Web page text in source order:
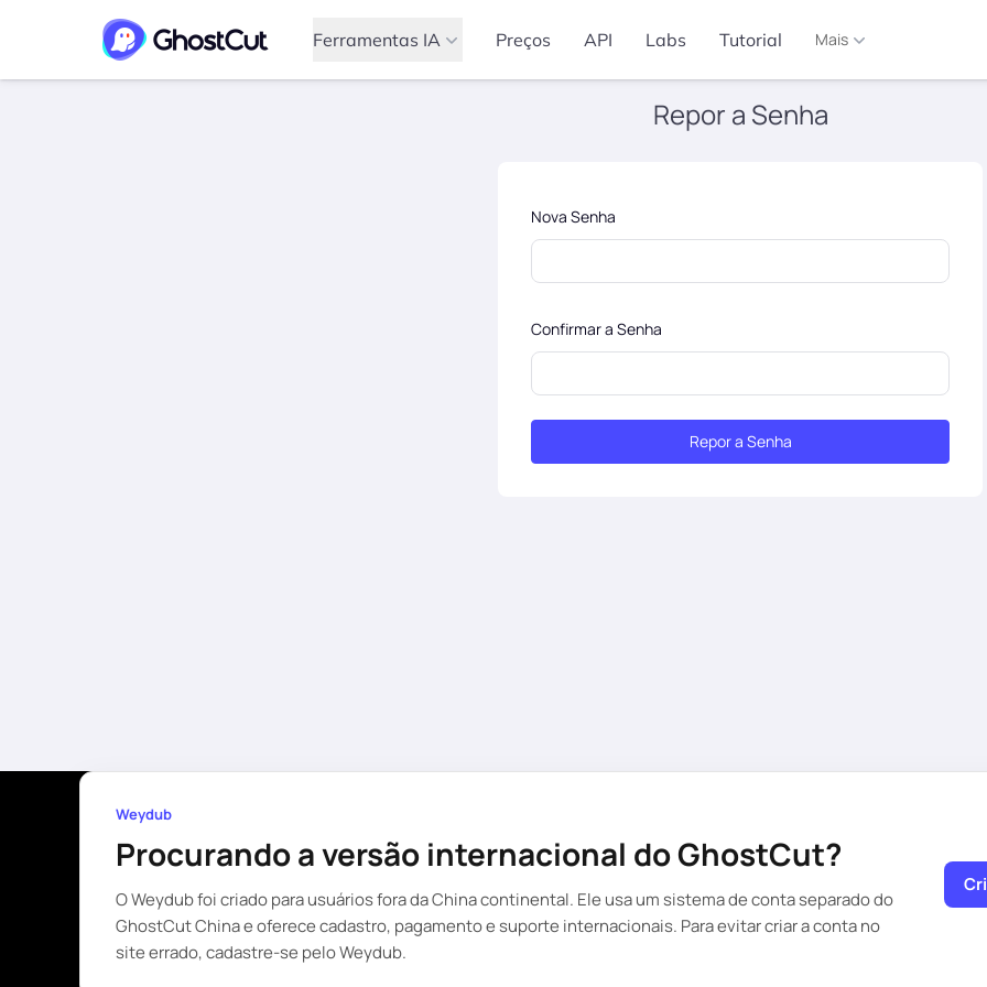
Ferramentas IA Preços API Labs Tutorial Mais
Repor a Senha
Nova Senha
Confirmar a Senha
Repor a Senha
Weydub
Procurando a versão internacional do GhostCut?
O Weydub foi criado para usuários fora da China continental. Ele usa um sistema de conta separado do
GhostCut China e oferece cadastro, pagamento e suporte internacionais. Para evitar criar a conta no
site errado, cadastre-se pelo Weydub.